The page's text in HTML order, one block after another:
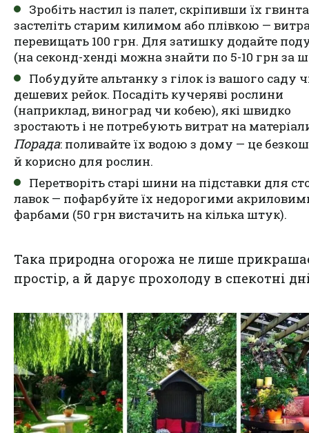
Зробіть настил із палет, скріпивши їх
застеліть старим килимом або плівкою —
перевищать 100 грн. Для затишку додайте
(на секонд-хенді можна знайти по 5-10 грн за
Побудуйте альтанку з гілок із вашого саду
дешевих рейок. Посадіть кучеряві рослини
(наприклад, виноград чи кобею), які швидко
зростають і не потребують витрат на
Порада: поливайте їх водою з дому — це
й корисно для рослин.
Перетворіть старі шини на підставки для
лавок — пофарбуйте їх недорогими
фарбами (50 грн вистачить на кілька штук).
Така природна огорожа не лише
простір, а й дарує прохолоду в спекотні